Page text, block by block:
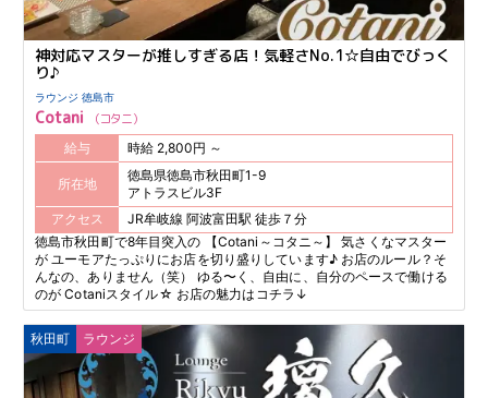
神対応マスターが推しすぎる店！気軽さNo.1☆自由でびっく
り♪
ラウンジ 徳島市
Cotani コタニ
給与 時給 2,800円 ～
所在地
徳島県徳島市秋田町1-9
アトラスビル3F
アクセス
JR牟岐線 阿波富田駅 徒歩７分
徳島市秋田町で8年目突入の 【Cotani～コタニ～】 気さくなマスター
が ユーモアたっぷりにお店を切り盛りしています♪ お店のルール？そ
んなの、ありません（笑） ゆる〜く、自由に、自分のペースで働ける
のが Cotaniスタイル☆ お店の魅力はコチラ↓
秋田町 ラウンジ